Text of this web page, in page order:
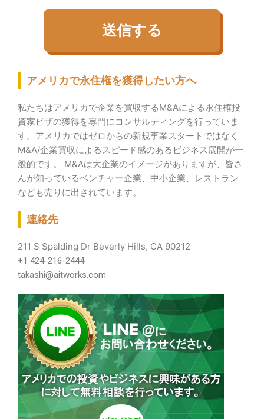
アメリカで永住権を獲得したい方へ
私たちはアメリカで企業を買収するM&Aによる永住権投
資家ビザの獲得を専門にコンサルティングを行っていま
す。 アメリカではゼロからの新規事業スタートではなく
M&A/企業買収によるスピード感のあるビジネス展開が一
般的です。 M&Aは大企業のイメージがありますが、皆さ
んが知っているベンチャー企業、中小企業、レストラン
なども売りに出されています。
連絡先
211 S Spalding Dr Beverly Hills, CA 90212
+1 424-216-2444
takashi@aitworks.com